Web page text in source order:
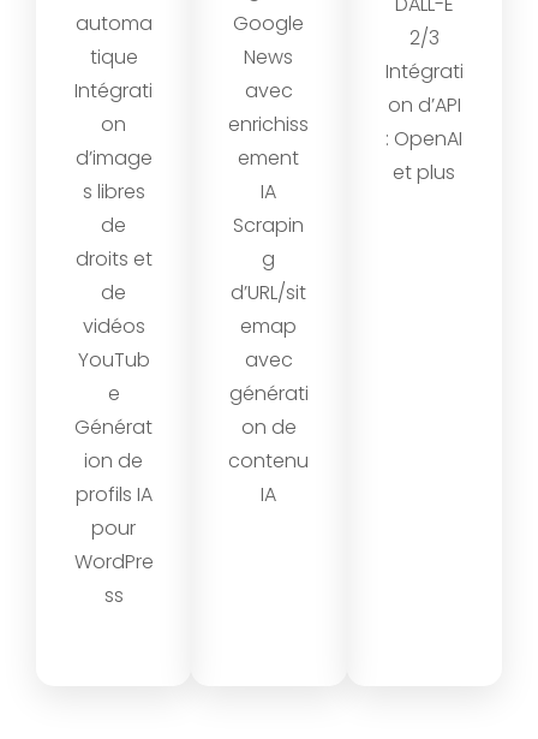
automa
tique
Intégrati
on
d’image
s libres
de
droits et
de
vidéos
YouTub
e
Générat
ion de
profils IA
pour
WordPre
ss
Google
News
avec
enrichiss
ement
IA
Scrapin
g
d’URL/sit
emap
avec
générati
on de
contenu
IA
2/3
Intégrati
on d’API
: OpenAI
et plus